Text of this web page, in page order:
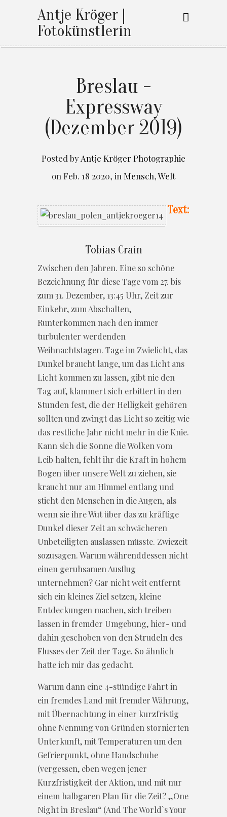
Antje Kröger |
Fotokünstlerin
Breslau -
Expressway
(Dezember 2019)
Posted byAntje Kröger Photographie
on Feb. 18 2020, in Mensch,Welt
Text:
Tobias Crain
Zwischen den Jahren. Eine so schöne
Bezeichnung für diese Tage vom 27. bis
zum 31. Dezember, 13:45 Uhr, Zeit zur
Einkehr, zum Abschalten,
Runterkommen nach den immer
turbulenter werdenden
Weihnachtstagen. Tage im Zwielicht, das
Dunkel braucht lange, um das Licht ans
Licht kommen zu lassen, gibt nie den
Tag auf, klammert sich erbittert in den
Stunden fest, die der Helligkeit gehören
sollten und zwingt das Licht so zeitig wie
das restliche Jahr nicht mehr in die Knie.
Kann sich die Sonne die Wolken vom
Leib halten, fehlt ihr die Kraft in hohem
Bogen über unsere Welt zu ziehen, sie
kraucht nur am Himmel entlang und
sticht den Menschen in die Augen, als
wenn sie ihre Wut über das zu kräftige
Dunkel dieser Zeit an schwächeren
Unbeteiligten auslassen müsste. Zwiezeit
sozusagen. Warum währenddessen nicht
einen geruhsamen Ausflug
unternehmen? Gar nicht weit entfernt
sich ein kleines Ziel setzen, kleine
Entdeckungen machen, sich treiben
lassen in fremder Umgebung, hier- und
dahin geschoben von den Strudeln des
Flusses der Zeit der Tage. So ähnlich
hatte ich mir das gedacht.
Warum dann eine 4-stündige Fahrt in
ein fremdes Land mit fremder Währung,
mit Übernachtung in einer kurzfristig
ohne Nennung von Gründen stornierten
Unterkunft, mit Temperaturen um den
Gefrierpunkt, ohne Handschuhe
(vergessen, eben wegen jener
Kurzfristigkeit der Aktion, und mit nur
einem halbgaren Plan für die Zeit? „One
Night in Breslau“ (And The World`s Your